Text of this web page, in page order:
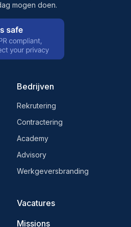
mogen doen.
Bedrijven
Rekrutering
Contractering
Academy
Advisory
Werkgeversbranding
Vacatures
Missions